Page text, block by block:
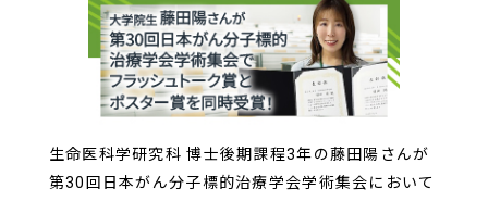
生命医科学研究科 博士後期課程3年の藤田陽さんが
第30回日本がん分子標的治療学会学術集会において